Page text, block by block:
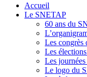
Accueil
Le SNETAP
60 ans du
Les
Les
Les
Le logo du